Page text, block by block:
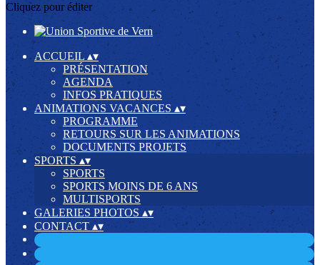
Cliquez pour éditer
ACCUEIL▴▾
PRÉSENTATION
AGENDA
INFOS PRATIQUES
ANIMATIONS VACANCES ▴▾
PROGRAMME
RETOURS SUR LES ANIMATIONS
DOCUMENTS PROJETS
SPORTS ▴▾
SPORTS
SPORTS MOINS DE 6 ANS
MULTISPORTS
GALERIES PHOTOS ▴▾
CONTACT ▴▾